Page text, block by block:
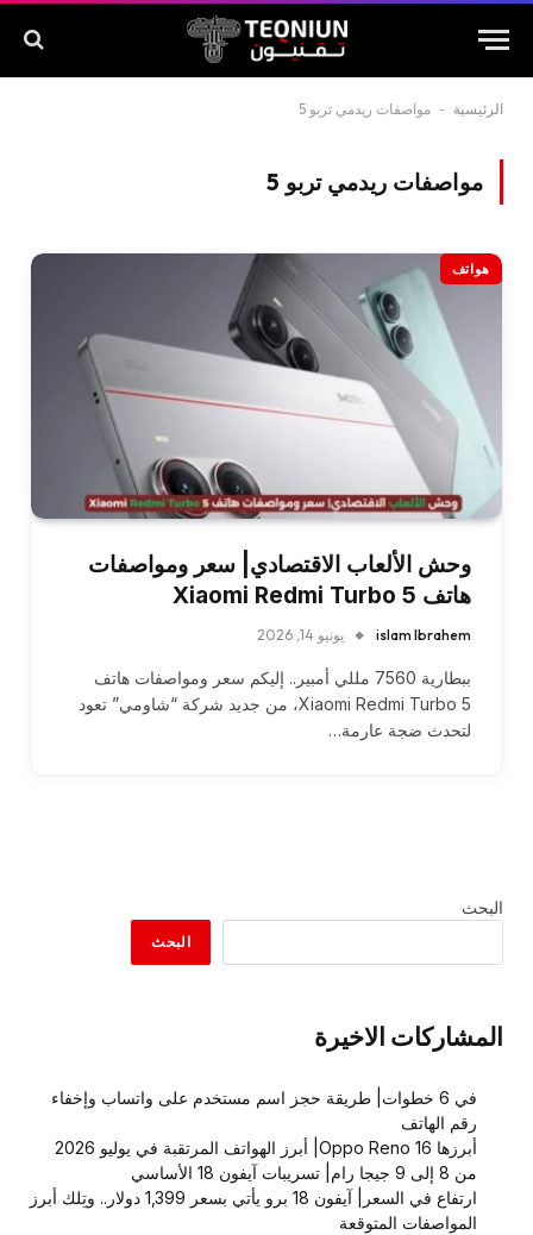
الرئيسية - مواصفات ريدمي تربو 5
مواصفات ريدمي تربو 5
هواتف
وحش الألعاب الاقتصادي| سعر ومواصفات
هاتف Xiaomi Redmi Turbo 5
islam Ibrahem يونيو 14, 2026
ببطارية 7560 مللي أمبير.. إليكم سعر ومواصفات هاتف
Xiaomi Redmi Turbo 5، من جديد شركة “شاومي” تعود
لتحدث ضجة عارمة…
البحث
البحث
المشاركات الاخيرة
في 6 خطوات| طريقة حجز اسم مستخدم على واتساب وإخفاء
رقم الهاتف
أبرزها Oppo Reno 16| أبرز الهواتف المرتقبة في يوليو 2026
من 8 إلى 9 جيجا رام| تسريبات آيفون 18 الأساسي
ارتفاع في السعر| آيفون 18 برو يأتي بسعر 1,399 دولار.. وتِلك أبرز
المواصفات المتوقعة